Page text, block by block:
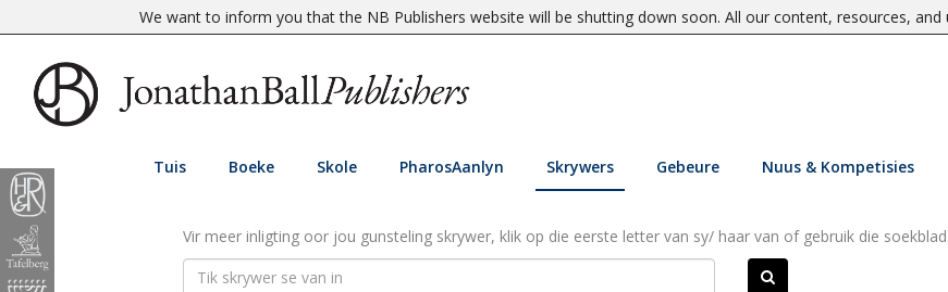
We want to inform you that the NB Publishers website will be shutting down soon. All our content, resources,
Tuis Boeke Skole PharosAanlyn Skrywers Gebeure Nuus & Kompetisies
Vir meer inligting oor jou gunsteling skrywer, klik op die eerste letter van sy/ haar van of gebruik die soekblad.